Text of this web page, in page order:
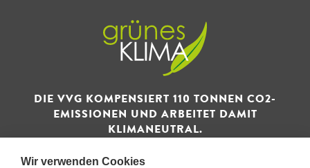
DIE VVG KOMPENSIERT 110 TONNEN CO2-
EMISSIONEN UND ARBEITET DAMIT
KLIMANEUTRAL.
Wir verwenden Cookies